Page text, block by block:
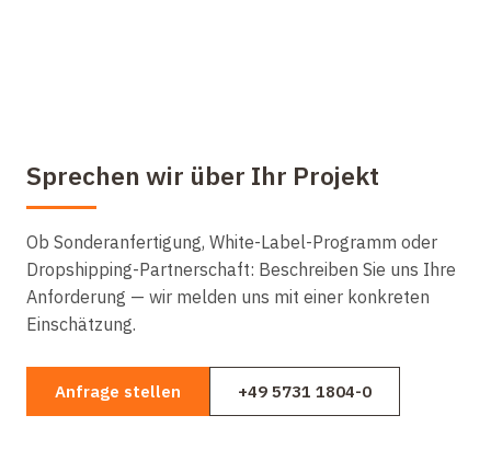
Sprechen wir über Ihr Projekt
Ob Sonderanfertigung, White-Label-Programm oder
Dropshipping-Partnerschaft: Beschreiben Sie uns Ihre
Anforderung — wir melden uns mit einer konkreten
Einschätzung.
Anfrage stellen +49 5731 1804-0